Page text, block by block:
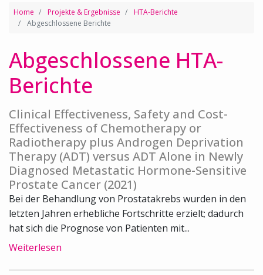
Home Projekte & Ergebnisse
HTA-Berichte
Abgeschlossene Berichte
Abgeschlossene HTA-
Berichte
Clinical Effectiveness, Safety and Cost-
Effectiveness of Chemotherapy or
Radiotherapy plus Androgen Deprivation
Therapy (ADT) versus ADT Alone in Newly
Diagnosed Metastatic Hormone-Sensitive
Prostate Cancer (2021)
Bei der Behandlung von Prostatakrebs wurden in den
letzten Jahren erhebliche Fortschritte erzielt; dadurch
hat sich die Prognose von Patienten mit...
Weiterlesen